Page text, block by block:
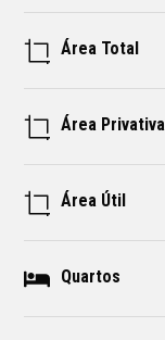
Área Total
Área Privativa
Área Útil
Quartos